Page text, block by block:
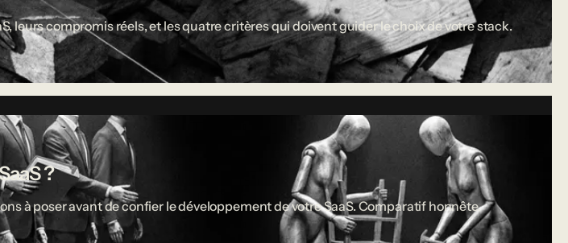
leurs compromis réels, et les quatre critères qui doivent guider le choix de votre stack.
?
à poser avant de confier le développement de votre SaaS. Comparatif honnête.